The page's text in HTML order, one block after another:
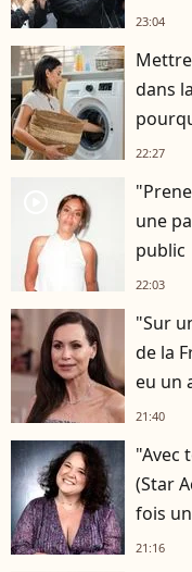
23:04
dans
22:27
une
public
22:03
"Sur
de la
eu un
21:40
"Avec
(Star
fois
21:16